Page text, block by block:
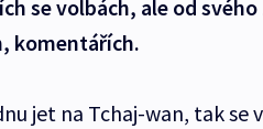
se volbách, ale od
komentářích.
jet na Tchaj-wan, tak